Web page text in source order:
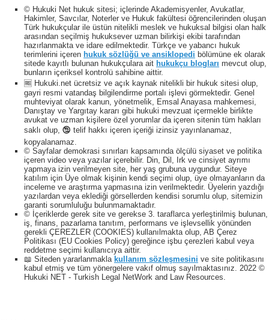
© Hukuki Net hukuk sitesi; içlerinde Akademisyenler, Avukatlar,
Hakimler, Savcılar, Noterler ve Hukuk fakültesi öğrencilerinden oluşan
Türk hukukçular ile üstün nitelikli meslek ve hukuksal bilgisi olan halk
arasından seçilmiş hukuksever uzman bilirkişi ekibi tarafından
hazırlanmakta ve idare edilmektedir. Türkçe ve yabancı hukuk
terimlerini içeren hukuk sözlüğü ve ansiklopedi bölümüne ek olarak
sitede kayıtlı bulunan hukukçulara ait hukukçu blogları mevcut olup,
bunların içeriksel kontrolü sahibine aittir.
🆓 Hukuki.net ücretsiz ve açık kaynak nitelikli bir hukuk sitesi olup,
gayri resmi vatandaş bilgilendirme portalı işlevi görmektedir. Genel
muhteviyat olarak kanun, yönetmelik, Emsal Anayasa mahkemesi,
Danıştay ve Yargıtay kararı gibi hukuki mevzuat içermekle birlikte
avukat ve uzman kişilere özel yorumlar da içeren sitenin tüm hakları
saklı olup, 🕲 telif hakkı içeren içeriği izinsiz yayınlanamaz,
kopyalanamaz.
© Sayfalar demokrasi sınırları kapsamında ölçülü siyaset ve politika
içeren video veya yazılar içerebilir. Din, Dil, Irk ve cinsiyet ayrımı
yapmaya izin verilmeyen site, her yaş grubuna uygundur. Siteye
katılım için Üye olmak kişinin kendi seçimi olup, üye olmayanların da
inceleme ve araştırma yapmasına izin verilmektedir. Üyelerin yazdığı
yazılardan veya eklediği görsellerden kendisi sorumlu olup, sitemizin
garanti sorumluluğu bulunmamaktadır.
© İçeriklerde gerek site ve gerekse 3. taraflarca yerleştirilmiş bulunan,
iş, finans, pazarlama tanıtım, performans ve işlevsellik yönünden
gerekli ÇEREZLER (COOKIES) kullanılmakta olup, AB Çerez
Politikası (EU Cookies Policy) gereğince işbu çerezleri kabul veya
reddetme seçimi kullanıcıya aittir.
📖 Siteden yararlanmakla kullanım sözleşmesini ve site politikasını
kabul etmiş ve tüm yönergelere vakıf olmuş sayılmaktasınız. 2022 ©
Hukuki NET - Turkish Legal NetWork and Law Resources.